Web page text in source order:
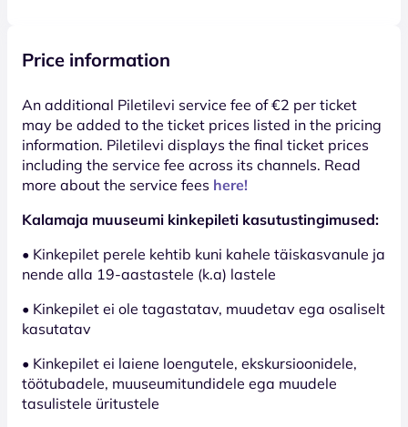
Price information
An additional Piletilevi service fee of €2 per ticket
may be added to the ticket prices listed in the pricing
information. Piletilevi displays the final ticket prices
including the service fee across its channels. Read
more about the service fees here!
Kalamaja muuseumi kinkepileti kasutustingimused:
• Kinkepilet perele kehtib kuni kahele täiskasvanule ja
nende alla 19-aastastele (k.a) lastele
• Kinkepilet ei ole tagastatav, muudetav ega osaliselt
kasutatav
• Kinkepilet ei laiene loengutele, ekskursioonidele,
töötubadele, muuseumitundidele ega muudele
tasulistele üritustele